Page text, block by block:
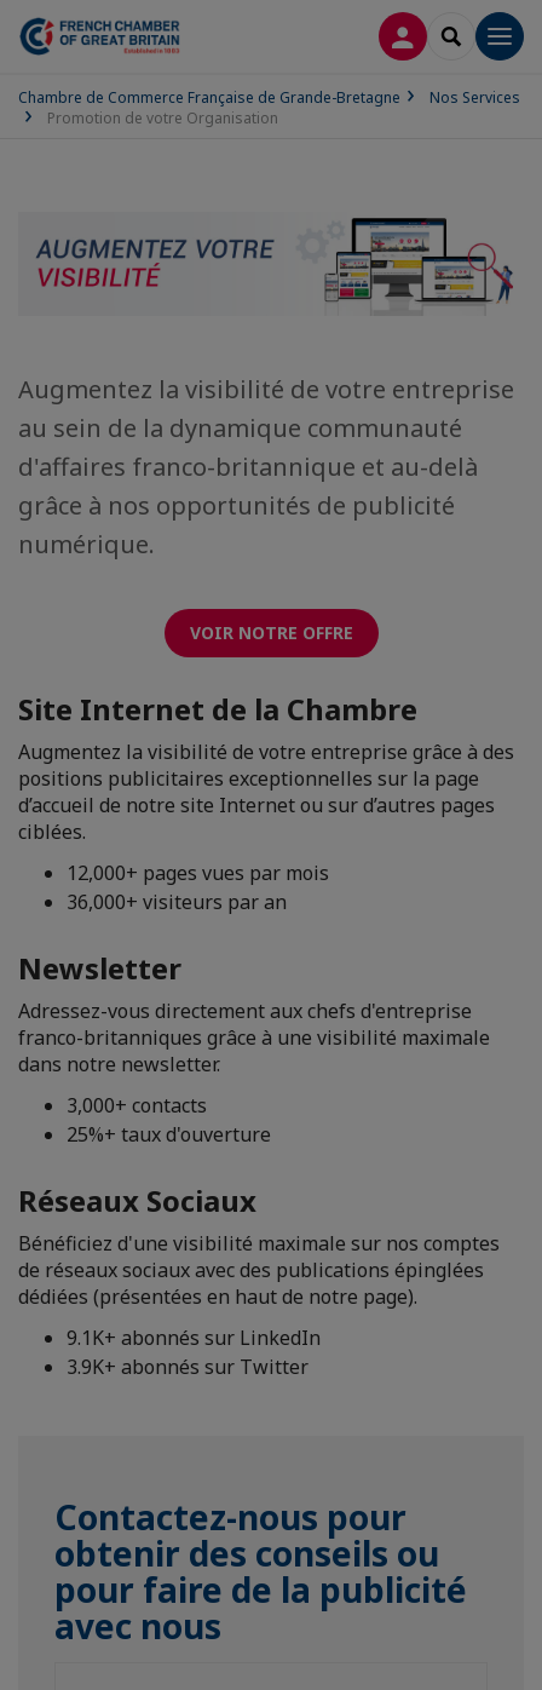
CONNEXION
Chambre de Commerce Française de Grande-Bretagne
Nos Services
Promotion de votre Organisation
Augmentez la visibilité de votre entreprise
au sein de la dynamique communauté
d'affaires franco-britannique et au-delà
grâce à nos opportunités de publicité
numérique.
VOIR NOTRE OFFRE
Site Internet de la Chambre
Augmentez la visibilité de votre entreprise grâce à des
positions publicitaires exceptionnelles sur la page
d’accueil de notre site Internet ou sur d’autres pages
ciblées.
12,000+ pages vues par mois
36,000+ visiteurs par an
Newsletter
Adressez-vous directement aux chefs d'entreprise
franco-britanniques grâce à une visibilité maximale
dans notre newsletter.
3,000+ contacts
25%+ taux d'ouverture
Réseaux Sociaux
Bénéficiez d'une visibilité maximale sur nos comptes
de réseaux sociaux avec des publications épinglées
dédiées (présentées en haut de notre page).
9.1K+ abonnés sur LinkedIn
3.9K+ abonnés sur Twitter
Contactez-nous pour
obtenir des conseils ou
pour faire de la publicité
avec nous